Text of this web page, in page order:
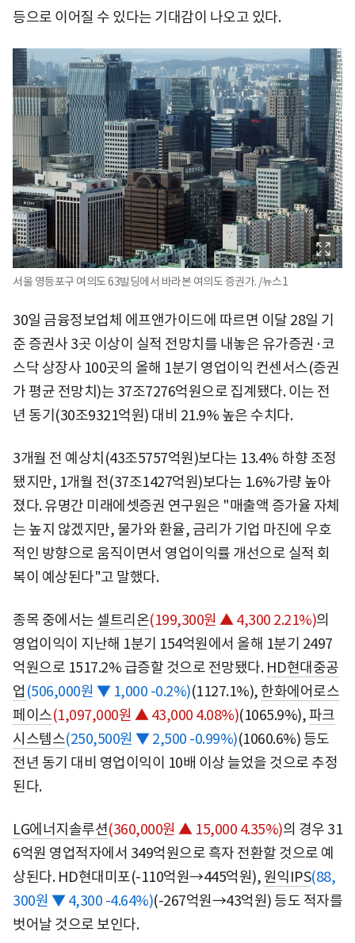
등으로 이어질 수 있다는 기대감이 나오고 있다.
서울 영등포구 여의도 63빌딩에서 바라본 여의도 증권가. /뉴스1
30일 금융정보업체 에프앤가이드에 따르면 이달 28일 기
준 증권사 3곳 이상이 실적 전망치를 내놓은 유가증권·코
스닥 상장사 100곳의 올해 1분기 영업이익 컨센서스(증권
가 평균 전망치)는 37조7276억원으로 집계됐다. 이는 전
년 동기(30조9321억원) 대비 21.9% 높은 수치다.
3개월 전 예상치(43조5757억원)보다는 13.4% 하향 조정
됐지만, 1개월 전(37조1427억원)보다는 1.6%가량 높아
졌다. 유명간 미래에셋증권 연구원은 "매출액 증가율 자체
는 높지 않겠지만, 물가와 환율, 금리가 기업 마진에 우호
적인 방향으로 움직이면서 영업이익률 개선으로 실적 회
복이 예상된다"고 말했다.
종목 중에서는 셀트리온(199,300원 ▲ 4,300 2.21%)의
영업이익이 지난해 1분기 154억원에서 올해 1분기 2497
억원으로 1517.2% 급증할 것으로 전망됐다. HD현대중공
업 (506,000원 ▼ 1,000 -0.2%)(1127.1%), 한화에어로스
페이스(1,097,000원 ▲ 43,000 4.08%)(1065.9%),파크
시스템스(250,500원 ▼ 2,500 -0.99%)(1060.6%) 등도
전년 동기 대비 영업이익이 10배 이상 늘었을 것으로 추정
된다.
LG에너지솔루션(360,000원 ▲ 15,000 4.35%)의 경우 31
6억원 영업적자에서 349억원으로 흑자 전환할 것으로 예
상된다. HD현대미포(-110억원→445억원),원익IPS(88,
300원 ▼ 4,300 -4.64%)(-267억원→43억원) 등도 적자를
벗어날 것으로 보인다.